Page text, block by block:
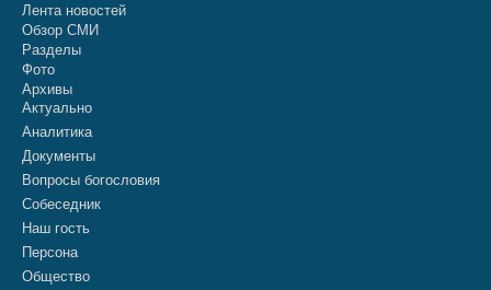
Лента новостей
Обзор СМИ
Разделы
Фото
Архивы
Актуально
Аналитика
Документы
Вопросы богословия
Собеседник
Наш гость
Персона
Общество